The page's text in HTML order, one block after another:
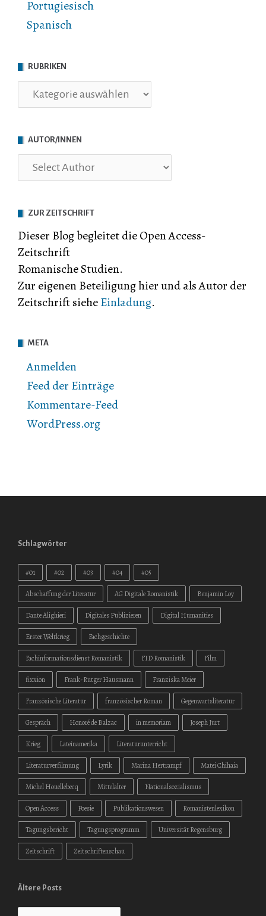
Portugiesisch
Spanisch
RUBRIKEN
Rubriken
AUTOR/INNEN
ZUR ZEITSCHRIFT
Dieser Blog begleitet die Open Access-
Zeitschrift
Romanische Studien.
Zur eigenen Beteiligung hier und als Autor der
Zeitschrift sieheEinladung.
META
Anmelden
Feed der Einträge
Kommentare-Feed
WordPress.org
Schlagwörter
#01 #02 #03 #04 #05
Abschaffung der Literatur AG Digitale Romanistik Benjamin Loy
Dante Alighieri Digitales Publizieren Digital Humanities
Erster Weltkrieg Fachgeschichte
Fachinformationsdienst Romanistik FID Romanistik Film
fixxion Frank-Rutger Hausmann Franziska Meier
Französische Literatur französischer Roman Gegenwartsliteratur
Gespräch Honoré de Balzac in memoriam Joseph Jurt
Krieg Lateinamerika Literaturunterricht
Literaturverfilmung Lyrik Marina Hertrampf Matei Chihaia
Michel Houellebecq Mittelalter Nationalsozialismus
Open Access Poesie Publikationswesen Romanistenlexikon
Tagungsbericht Tagungsprogramm Universität Regensburg
Zeitschrift Zeitschriftenschau
Ältere Posts